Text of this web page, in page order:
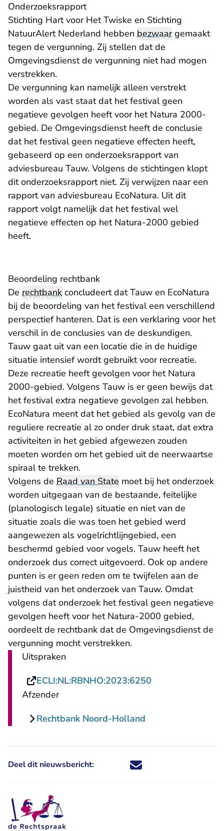
Onderzoeksrapport
Stichting Hart voor Het Twiske en Stichting
NatuurAlert Nederland hebben bezwaargemaakt
tegen de vergunning. Zij stellen dat de
Omgevingsdienst de vergunning niet had mogen
verstrekken.
De vergunning kan namelijk alleen verstrekt
worden als vast staat dat het festival geen
negatieve gevolgen heeft voor het Natura 2000-
gebied. De Omgevingsdienst heeft de conclusie
dat het festival geen negatieve effecten heeft,
gebaseerd op een onderzoeksrapport van
adviesbureau Tauw. Volgens de stichtingen klopt
dit onderzoeksrapport niet. Zij verwijzen naar een
rapport van adviesbureau EcoNatura. Uit dit
rapport volgt namelijk dat het festival wel
negatieve effecten op het Natura-2000 gebied
heeft.
Beoordeling rechtbank
De rechtbank concludeert dat Tauw en EcoNatura
bij de beoordeling van het festival een verschillend
perspectief hanteren. Dat is een verklaring voor het
verschil in de conclusies van de deskundigen.
Tauw gaat uit van een locatie die in de huidige
situatie intensief wordt gebruikt voor recreatie.
Deze recreatie heeft gevolgen voor het Natura
2000-gebied. Volgens Tauw is er geen bewijs dat
het festival extra negatieve gevolgen zal hebben.
EcoNatura meent dat het gebied als gevolg van de
reguliere recreatie al zo onder druk staat, dat extra
activiteiten in het gebied afgewezen zouden
moeten worden om het gebied uit de neerwaartse
spiraal te trekken.
Volgens de Raad van State moet bij het onderzoek
worden uitgegaan van de bestaande, feitelijke
(planologisch legale) situatie en niet van de
situatie zoals die was toen het gebied werd
aangewezen als vogelrichtlijngebied, een
beschermd gebied voor vogels. Tauw heeft het
onderzoek dus correct uitgevoerd. Ook op andere
punten is er geen reden om te twijfelen aan de
juistheid van het onderzoek van Tauw. Omdat
volgens dat onderzoek het festival geen negatieve
gevolgen heeft voor het Natura-2000 gebied,
oordeelt de rechtbank dat de Omgevingsdienst de
vergunning mocht verstrekken.
Uitspraken
ECLI:NL:RBNHO:2023:6250
Afzender
Rechtbank Noord-Holland
Deel dit nieuwsbericht: Deel dit nieuwsbericht via X -
Deel dit nieuwsbericht via
Deel dit nieuwsbericht
Deel dit